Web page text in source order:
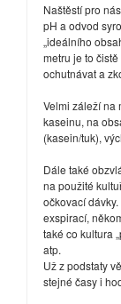
Naštěstí pro
pH a odvod
„ideálního
metru je to
ochutnávat a
Velmi záleží na
kaseinu, na
(kasein/tuk),
Dále také
na použité
očkovací
exspirací,
také co kultura
atp.
Už z podstaty
stejné časy i